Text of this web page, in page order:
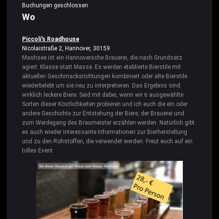
Buchungen geschlossen
Wo
Piccoli's Roadhouse
Nicolaistraße 2, Hannover, 30159
Mashsee ist ein Hannoversche Brauerei, die nach Grundsatz
agiert: Klasse statt Masse. Es werden etablierte Bierstile mit
aktuellen Geschmacksrichtungen kombiniert oder alte Bierstile
wiederbelebt um sie neu zu interpretieren. Das Ergebnis sind
wirklich leckere Biere. Seid mit dabei, wenn wir 6 ausgewählte
Sorten dieser Köstlichkeiten probieren und ich euch die ein oder
andere Geschichte zur Entstehung der Biere, der Brauerei und
zum Werdegang des Braumeister erzählen werden. Natürlich gibt
es auch wieder interessante Informationen zur Bierherstellung
und zu den Rohstoffen, die verwendet werden. Freut euch auf ein
tolles Event